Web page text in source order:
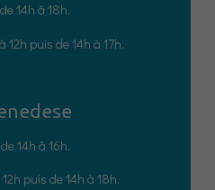
14h à 18h.
12h puis de 14h à 17h.
14h à 16h.
puis de 14h à 18h.